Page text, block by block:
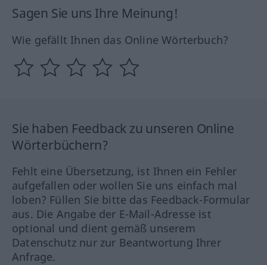
Sagen Sie uns Ihre Meinung!
Wie gefällt Ihnen das Online Wörterbuch?
Sie haben Feedback zu unseren Online
Wörterbüchern?
Fehlt eine Übersetzung, ist Ihnen ein Fehler
aufgefallen oder wollen Sie uns einfach mal
loben? Füllen Sie bitte das Feedback-Formular
aus. Die Angabe der E-Mail-Adresse ist
optional und dient gemäß unserem
Datenschutz nur zur Beantwortung Ihrer
Anfrage.